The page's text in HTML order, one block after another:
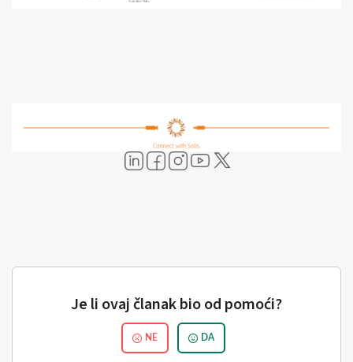
Je li ovaj članak bio od pomoći?
NE DA